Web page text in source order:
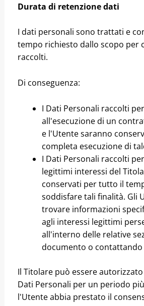
Durata di retenzione dati
I dati personali sono trattati e
tempo richiesto dallo scopo per
raccolti.
Di conseguenza:
I Dati Personali raccolti
all'esecuzione di un
e l'Utente saranno
completa esecuzione di
I Dati Personali raccolti
legittimi interessi del
conservati per tutto il
soddisfare tali finalità. Gli
trovare informazioni
agli interessi legittimi
all'interno delle relative
documento o contattando
Il Titolare può essere
Dati Personali per un periodo
l'Utente abbia prestato il